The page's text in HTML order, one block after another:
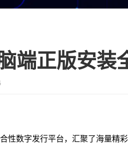
性数字发行平台，汇聚了海量精